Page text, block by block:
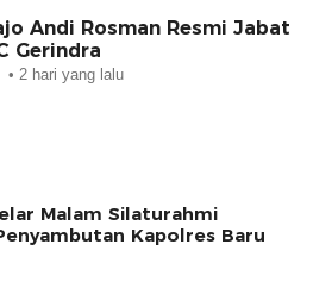
Andi Rosman Resmi Jabat
Gerindra
2 hari yang lalu
Malam Silaturahmi
Kapolres Baru